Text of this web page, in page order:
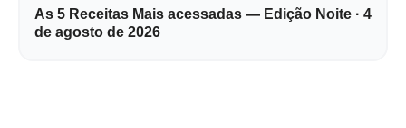
As 5 Receitas Mais acessadas — Edição Noite · 4
de agosto de 2026